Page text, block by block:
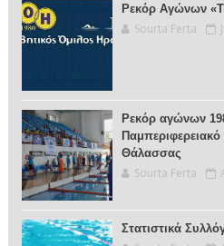
Ρεκόρ Αγώνων
Sourta Ferta
Ρεκόρ αγώνων
Θάλασσας
Sourta Ferta
Στατιστικά